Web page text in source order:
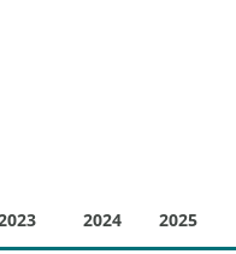
2024 2025